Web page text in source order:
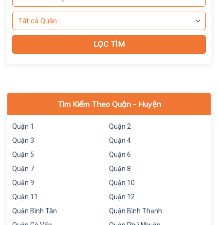
Tìm Kiếm Theo Quận - Huyện
Quận 1
Quận 2
Quận 3
Quận 4
Quận 5
Quận 6
Quận 7
Quận 8
Quận 9
Quận 10
Quận 11
Quận 12
Quận Bình Tân
Quận Bình Thạnh